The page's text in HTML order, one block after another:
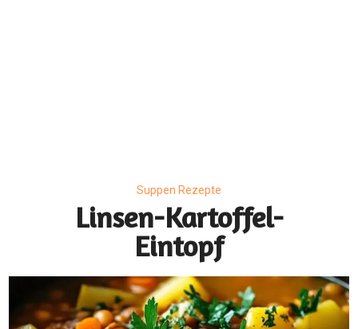
Suppen Rezepte
Linsen-Kartoffel-
Eintopf